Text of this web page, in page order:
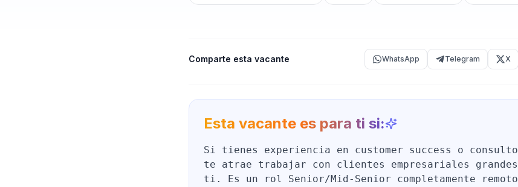
Comparte esta vacante WhatsApp Telegram X
Esta vacante es para ti si:
Si tienes experiencia en customer success o
te atrae trabajar con clientes empresariales
ti. Es un rol Senior/Mid-Senior completamente remoto